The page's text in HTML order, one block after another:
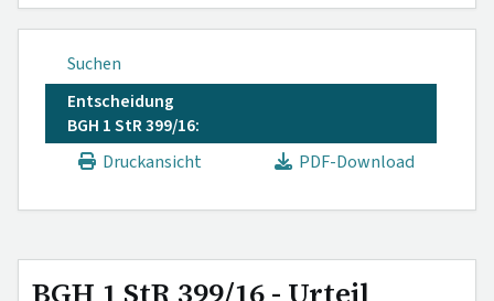
Suchen
Entscheidung
BGH 1 StR 399/16:
Druckansicht
PDF-Download